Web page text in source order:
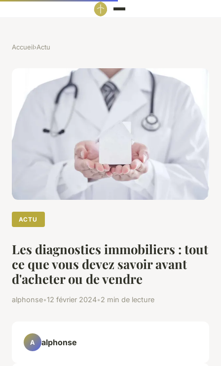
Accueil›Actu
ACTU
Les diagnostics immobiliers : tout
ce que vous devez savoir avant
d'acheter ou de vendre
alphonse•12 février 2024•2 min de lecture
A alphonse